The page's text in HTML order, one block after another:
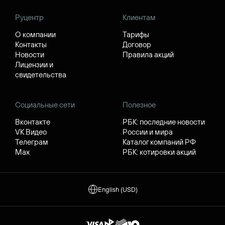
Руцентр
О компании
Контакты
Новости
Лицензии и
свидетельства
Клиентам
Тарифы
Договор
Правила акций
Социальные сети
Вконтакте
VK Видео
Телеграм
Max
Полезное
РБК: последние новости
России и мира
Каталог компаний РФ
РБК: котировки акций
English (USD)